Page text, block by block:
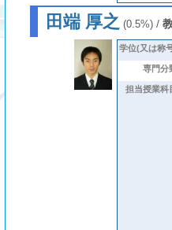
田端 厚之 (0.5%)/
学位(又は称
専門分
担当授業科